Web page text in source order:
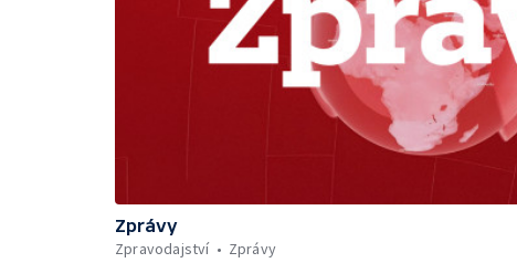
Zprávy
Zpravodajství
Zprávy